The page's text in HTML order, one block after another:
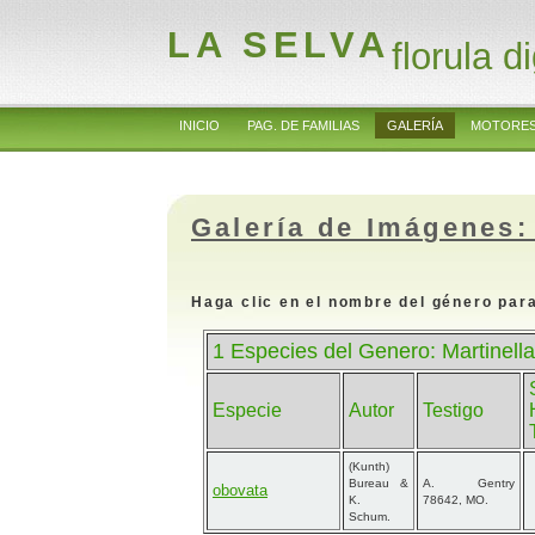
LA SELVAflorula
INICIO PAG. DE FAMILIAS GALERÍA
Galería de
Haga clic en el nombre del género
1 Especies del Genero:
Especie Autor Testigo
obovata
(Kunth)
Bureau &
K.
Schum.
A. Gentry
78642, MO.